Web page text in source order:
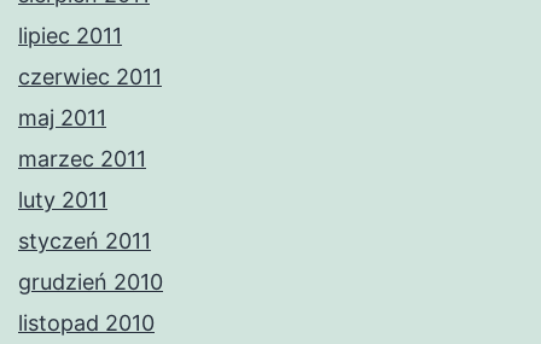
lipiec 2011
czerwiec 2011
maj 2011
marzec 2011
luty 2011
styczeń 2011
grudzień 2010
listopad 2010